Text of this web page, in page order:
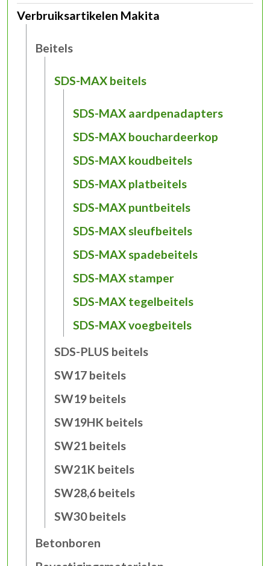
Verbruiksartikelen Makita
Beitels
SDS-MAX beitels
SDS-MAX aardpenadapters
SDS-MAX bouchardeerkop
SDS-MAX koudbeitels
SDS-MAX platbeitels
SDS-MAX puntbeitels
SDS-MAX sleufbeitels
SDS-MAX spadebeitels
SDS-MAX stamper
SDS-MAX tegelbeitels
SDS-MAX voegbeitels
SDS-PLUS beitels
SW17 beitels
SW19 beitels
SW19HK beitels
SW21 beitels
SW21K beitels
SW28,6 beitels
SW30 beitels
Betonboren